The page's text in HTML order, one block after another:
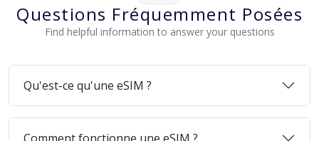
Questions Fréquemment Posées
Find helpful information to answer your questions
Qu'est-ce qu'une eSIM ?